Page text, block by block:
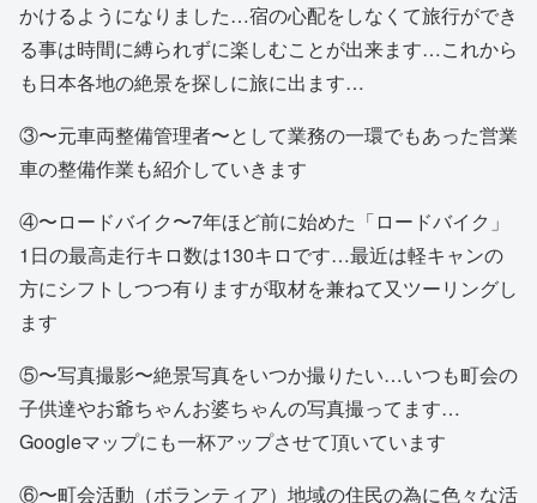
かけるようになりました…宿の心配をしなくて旅行ができ
る事は時間に縛られずに楽しむことが出来ます…これから
も日本各地の絶景を探しに旅に出ます…
③〜元車両整備管理者〜として業務の一環でもあった営業
車の整備作業も紹介していきます
④〜ロードバイク〜7年ほど前に始めた「ロードバイク」
1日の最高走行キロ数は130キロです…最近は軽キャンの
方にシフトしつつ有りますが取材を兼ねて又ツーリングし
ます
⑤〜写真撮影〜絶景写真をいつか撮りたい…いつも町会の
子供達やお爺ちゃんお婆ちゃんの写真撮ってます…
Googleマップにも一杯アップさせて頂いています
⑥〜町会活動（ボランティア）地域の住民の為に色々な活